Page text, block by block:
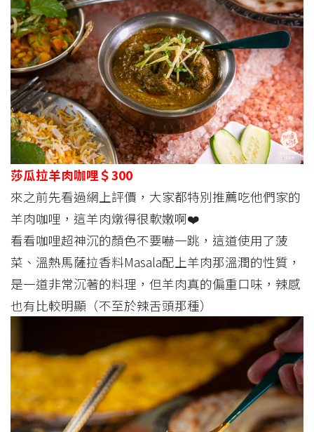
莎瓜拉羊肉咖哩＄300
來之前先看過網上評價，大家都特別推薦吃他們家的
羊肉咖哩，這羊肉燉得很軟嫩啊❤️
看看咖哩超神沉的顏色不要嚇一跳，這道使用了菠
菜、溫熱馬薩拉香料Masala配上羊肉那溫潤的性質，
是一道非常沉著的料理，但羊肉真的偏重口味，辣感
也有比較明顯（不至於辣舌頭那種）